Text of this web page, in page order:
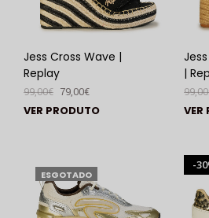
Jess Cross Wave |
Replay
99,00€ 79,00€
VER PRODUTO
|
99,00
VER
ESGOTADO
30